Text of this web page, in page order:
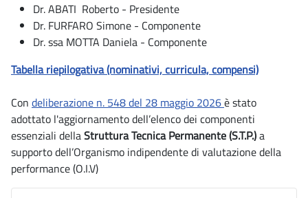
Dr. ABATI Roberto - Presidente
Dr. FURFARO Simone - Componente
Dr. ssa MOTTA Daniela - Componente
Tabella riepilogativa (nominativi, curricula, compensi)
Con deliberazione n. 548 del 28 maggio 2026è stato
adottato l'aggiornamento dell’elenco dei componenti
essenziali dellaStruttura Tecnica Permanente (S.T.P.)a
supporto dell’Organismo indipendente di valutazione della
performance (O.I.V)